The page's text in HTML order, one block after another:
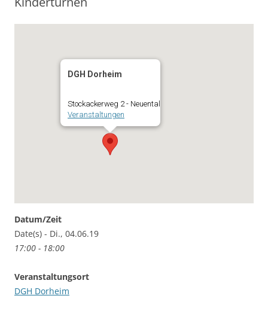
DGH Dorheim
Stockackerweg 2 - Neuental
Veranstaltungen
Datum/Zeit
Date(s) - Di., 04.06.19
17:00 - 18:00
Veranstaltungsort
DGH Dorheim